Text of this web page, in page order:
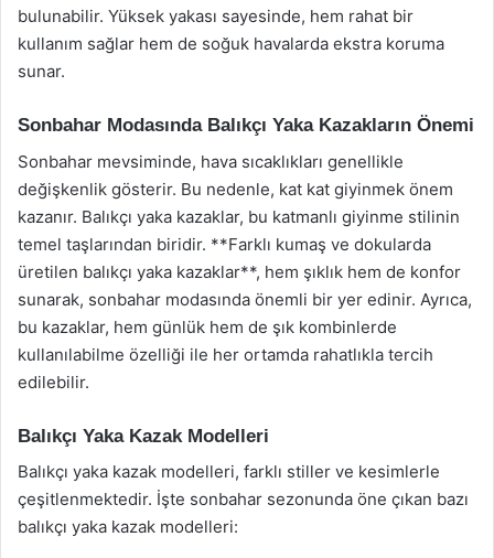
bulunabilir. Yüksek yakası sayesinde, hem rahat bir
kullanım sağlar hem de soğuk havalarda ekstra koruma
sunar.
Sonbahar Modasında Balıkçı Yaka Kazakların Önemi
Sonbahar mevsiminde, hava sıcaklıkları genellikle
değişkenlik gösterir. Bu nedenle, kat kat giyinmek önem
kazanır. Balıkçı yaka kazaklar, bu katmanlı giyinme stilinin
temel taşlarından biridir. **Farklı kumaş ve dokularda
üretilen balıkçı yaka kazaklar**, hem şıklık hem de konfor
sunarak, sonbahar modasında önemli bir yer edinir. Ayrıca,
bu kazaklar, hem günlük hem de şık kombinlerde
kullanılabilme özelliği ile her ortamda rahatlıkla tercih
edilebilir.
Balıkçı Yaka Kazak Modelleri
Balıkçı yaka kazak modelleri, farklı stiller ve kesimlerle
çeşitlenmektedir. İşte sonbahar sezonunda öne çıkan bazı
balıkçı yaka kazak modelleri: